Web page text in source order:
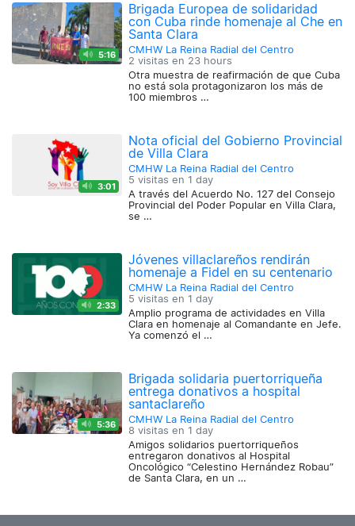
5:16
Brigada Europea de solidaridad
con Cuba rinde homenaje al Che en
Santa Clara
CMHW La Reina Radial del Centro
2 visitas en 23 hours
Otra muestra de reafirmación de que Cuba
no está sola protagonizaron los más de
100 miembros …
3:01
Nota oficial del Gobierno Provincial
de Villa Clara
CMHW La Reina Radial del Centro
5 visitas en 1 day
A través del Acuerdo No. 127 del Consejo
Provincial del Poder Popular en Villa Clara,
se …
2:33
Jóvenes villaclareños rendirán
homenaje a Fidel en su centenario
CMHW La Reina Radial del Centro
5 visitas en 1 day
Amplio programa de actividades en Villa
Clara en homenaje al Comandante en Jefe.
Ya comenzó el …
5:36
Brigada solidaria puertorriqueña
entrega donativos a hospital
santaclareño
CMHW La Reina Radial del Centro
8 visitas en 1 day
Amigos solidarios puertorriqueños
entregaron donativos al Hospital
Oncológico “Celestino Hernández Robau”
de Santa Clara, en un …